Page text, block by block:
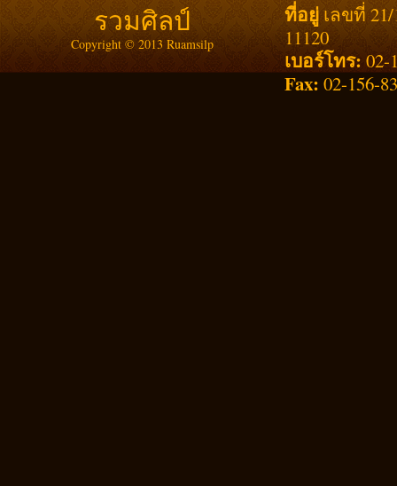
รวมศิลป์
Copyright © 2013 Ruamsilp
ที่อยู่ เลขที่
11120
เบอร์โทร: 02-
Fax: 02-156-